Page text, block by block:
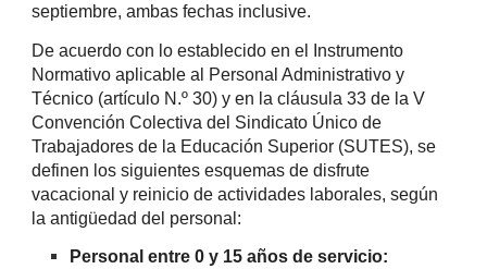
septiembre, ambas fechas inclusive.
De acuerdo con lo establecido en el Instrumento
Normativo aplicable al Personal Administrativo y
Técnico (artículo N.º 30) y en la cláusula 33 de la V
Convención Colectiva del Sindicato Único de
Trabajadores de la Educación Superior (SUTES), se
definen los siguientes esquemas de disfrute
vacacional y reinicio de actividades laborales, según
la antigüedad del personal:
Personal entre 0 y 15 años de servicio: